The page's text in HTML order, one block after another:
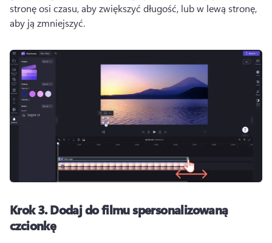
stronę osi czasu, aby zwiększyć długość, lub w lewą stronę,
aby ją zmniejszyć.
Krok 3.Dodaj do filmu spersonalizowaną
czcionkę